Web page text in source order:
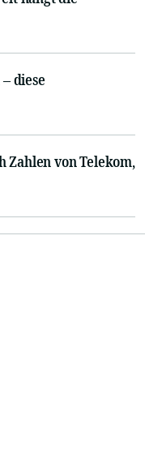
diese
Zahlen von Telekom,